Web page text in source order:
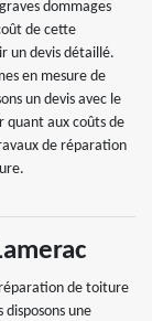
dommages
de cette
un devis détaillé.
en mesure de
un devis avec le
quant aux coûts de
de réparation
de toiture
disposons une